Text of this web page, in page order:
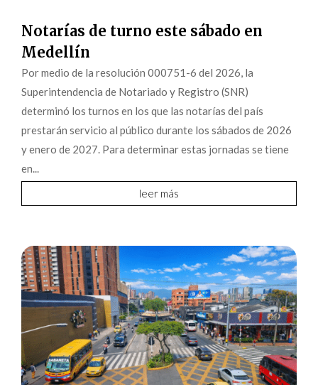
Notarías de turno este sábado en
Medellín
Por medio de la resolución 000751-6 del 2026, la
Superintendencia de Notariado y Registro (SNR)
determinó los turnos en los que las notarías del país
prestarán servicio al público durante los sábados de 2026
y enero de 2027. Para determinar estas jornadas se tiene
en...
leer más